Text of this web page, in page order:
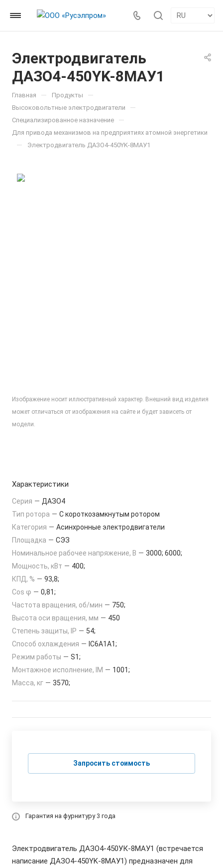
Электродвигатель
ДАЗО4-450YK-8МАУ1
Главная — Продукты —
Высоковольтные электродвигатели —
Специализированное назначение —
Для привода механизмов на предприятиях атомной энергетики
— Электродвигатель ДАЗО4-450YK-8МАУ1
Изображение носит иллюстративный характер. Внешний вид изделия
может отличаться от изображения на сайте и будет зависеть от
модели.
Характеристики
Серия — ДАЗО4
Тип ротора — С короткозамкнутым ротором
Категория — Асинхронные электродвигатели
Площадка — СЭЗ
Номинальное рабочее напряжение, В — 3000; 6000;
Мощность, кВт — 400;
КПД, % — 93,8;
Cos φ — 0,81;
Частота вращения, об/мин — 750;
Высота оси вращения, мм — 450
Степень защиты, IP — 54;
Способ охлаждения — IC6A1А1;
Режим работы — S1;
Монтажное исполнение, IM — 1001;
Масса, кг — 3570;
Запросить стоимость
Гарантия на фурнитуру 3 года
Электродвигатель ДАЗО4-450УК-8МАУ1 (встречается
написание ДАЗО4-450YK-8МАУ1) предназначен для